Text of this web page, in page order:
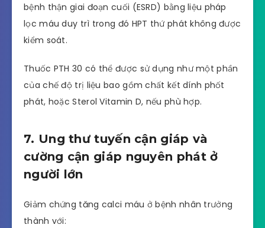
bệnh thận giai đoạn cuối (ESRD) bằng liệu pháp
lọc máu duy trì trong đó HPT thứ phát không được
kiểm soát.
Thuốc PTH 30 có thể được sử dụng như một phần
của chế độ trị liệu bao gồm chất kết dính phốt
phát, hoặc Sterol Vitamin D, nếu phù hợp.
7. Ung thư tuyến cận giáp và
cường cận giáp nguyên phát ở
người lớn
Giảm chứng tăng calci máu ở bệnh nhân trưởng
thành với: